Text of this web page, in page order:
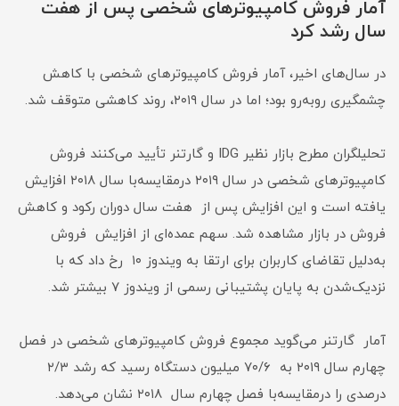
آمار فروش کامپیوترهای شخصی پس از هفت
سال رشد کرد
در سال‌های اخیر، آمار فروش کامپیوترهای شخصی با کاهش
چشمگیری روبه‌رو بود؛ اما در سال ۲۰۱۹، روند کاهشی متوقف شد.
تحلیلگران مطرح بازار نظیر IDG و گارتنر تأیید می‌کنند فروش
کامپیوترهای شخصی در سال ۲۰۱۹ درمقایسه‌با سال ۲۰۱۸ افزایش
یافته است و این افزایش پس از هفت سال دوران رکود و کاهش
فروش در بازار مشاهده شد. سهم عمده‌ای از افزایش فروش
به‌‌دلیل تقاضای کاربران برای ارتقا به ویندوز ۱۰ رخ داد که با
نزدیک‌شدن به پایان پشتیبانی رسمی از ویندوز ۷ بیشتر شد.
آمار گارتنر می‌گوید مجموع فروش کامپیوترهای شخصی در فصل
چهارم سال ۲۰۱۹ به ۷۰/۶ میلیون دستگاه رسید که رشد ۲/۳
درصدی را درمقایسه‌با فصل چهارم سال ۲۰۱۸ نشان می‌دهد.